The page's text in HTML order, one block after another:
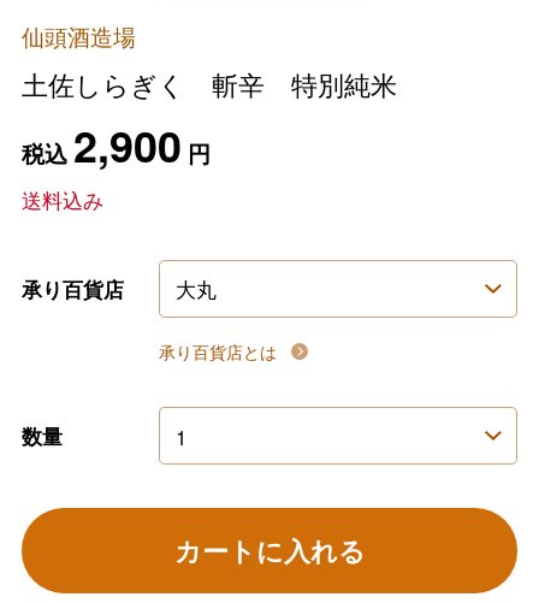
仙頭酒造場
土佐しらぎく 斬辛 特別純米
税込2,900 円
送料込み
承り百貨店
承り百貨店とは
数量
カートに入れる